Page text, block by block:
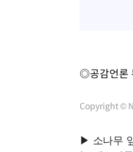
◎공감언론
Copyright ©